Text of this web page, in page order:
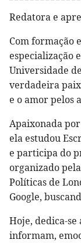
Redatora e
Com formação
especialização
Universidade
verdadeira
e o amor pelos
Apaixonada
ela estudou
e participa do
organizado
Políticas de
Google,
Hoje, dedica-se
informam,